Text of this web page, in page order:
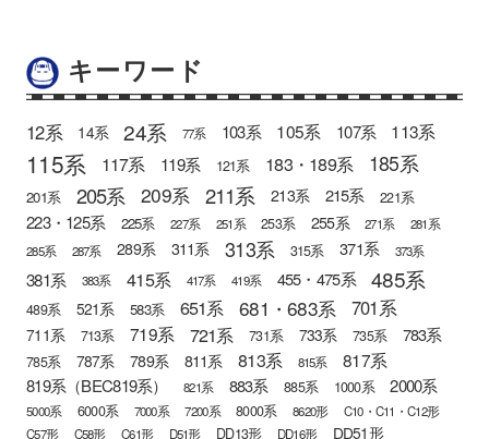
キーワード
12系 14系 24系 77系 103系 105系 107系 113系
115系 117系 119系 121系 183・189系 185系
201系 205系 209系 211系 213系 215系 221系
223・125系 225系 227系 251系 253系 255系 271系
281系
285系
287系 289系 311系 313系 315系 371系 373系
381系 383系 415系 417系 419系 455・475系 485系
489系 521系 583系 651系 681・683系 701系
711系 713系 719系 721系 731系 733系 735系 783系
785系 787系 789系 811系 813系 815系 817系
819系（BEC819系） 821系 883系 885系 1000系 2000系
5000系 6000系 7000系 7200系 8000系 8620形
C10・C11・C12形
C57形
C58形 C61形 D51形 DD13形 DD16形 DD51形